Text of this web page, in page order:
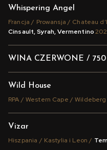
Whispering Angel
Francja / Prowansja / Chateau
Cinsault, Syrah, Vermentino
WINA CZERWONE /
Wild House
RPA / Western Cape /
Vizar
Hiszpania / Kastylia i Leon /